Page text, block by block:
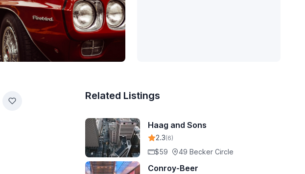
Related Listings
Haag and Sons
2.3(6)
$59 49 Becker Circle
Conroy-Beer